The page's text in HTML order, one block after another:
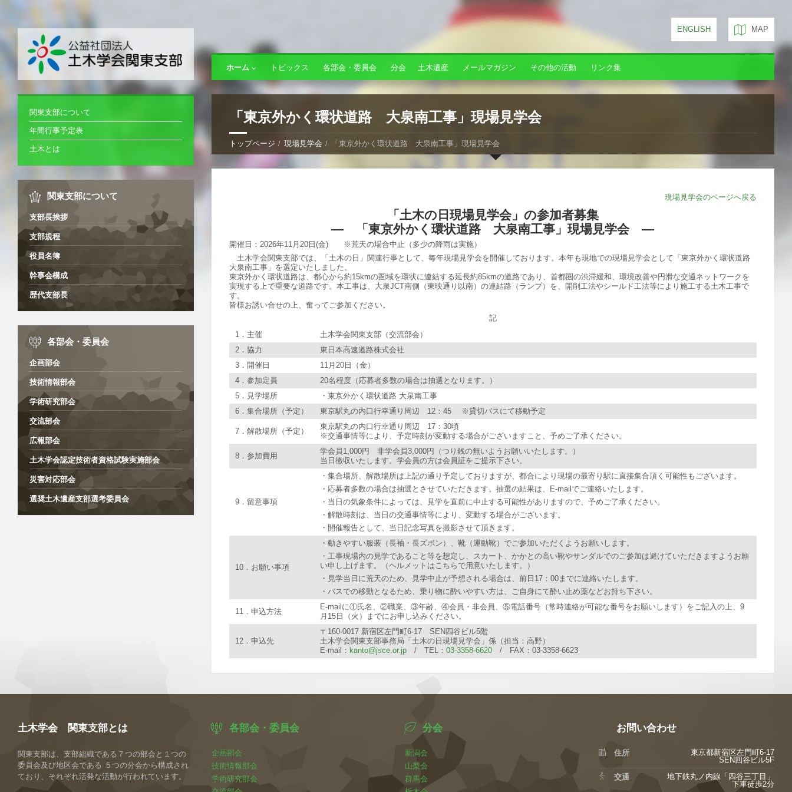
ホーム トピックス 各部会・委員会 分会 土木遺産 メールマガジン その他の活動 リンク集
MAP
ENGLISH
「東京外かく環状道路 大泉南工事」現場見学会
トップページ 現場見学会 「東京外かく環状道路 大泉南工事」現場見学会
現場見学会のページへ戻る
「土木の日現場見学会」の参加者募集
― 「東京外かく環状道路 大泉南工事」現場見学会 ―
開催日：2026年11月20日(金) ※荒天の場合中止（多少の降雨は実施）
土木学会関東支部では、「土木の日」関連行事として、毎年現場見学会を開催しております。本年も現地での現場見学会として「東京外かく環状道路
大泉南工事」を選定いたしました。
東京外かく環状道路は、都心から約15kmの圏域を環状に連結する延長約85kmの道路であり、首都圏の渋滞緩和、環境改善や円滑な交通ネットワークを
実現する上で重要な道路です。本工事は、大泉JCT南側（東映通り以南）の連結路（ランプ）を、開削工法やシールド工法等により施工する土木工事で
す。
皆様お誘い合せの上、奮ってご参加ください。
記
1．主催
土木学会関東支部（交流部会）
2．協力
東日本高速道路株式会社
3．開催日
11月20日（金）
4．参加定員
20名程度（応募者多数の場合は抽選となります。）
5．見学場所
・東京外かく環状道路 大泉南工事
6．集合場所（予定）
東京駅丸の内口行幸通り周辺 12：45 ※貸切バスにて移動予定
7．解散場所（予定）
東京駅丸の内口行幸通り周辺 17：30頃
※交通事情等により、予定時刻が変動する場合がございますこと、予めご了承ください。
8．参加費用
学会員1,000円 非学会員3,000円（つり銭の無いようお願いいたします。）
当日徴収いたします。学会員の方は会員証をご提示下さい。
9．留意事項
・集合場所、解散場所は上記の通り予定しておりますが、都合により現場の最寄り駅に直接集合頂く可能性もございます。
・応募者多数の場合は抽選とさせていただきます。抽選の結果は、E-mailでご連絡いたします。
・当日の気象条件によっては、見学を直前に中止する可能性がありますので、予めご了承ください。
・解散時刻は、当日の交通事情等により、変動する場合がございます。
・開催報告として、当日記念写真を撮影させて頂きます。
10．お願い事項
・動きやすい服装（長袖・長ズボン）、靴（運動靴）でご参加いただくようお願いします。
・工事現場内の見学であること等を想定し、スカート、かかとの高い靴やサンダルでのご参加は避けていただきますようお願
い申し上げます。（ヘルメットはこちらで用意いたします。）
・見学当日に荒天のため、見学中止が予想される場合は、前日17：00までに連絡いたします。
・バスでの移動となるため、乗り物に酔いやすい方は、ご自身にて酔い止め薬などお持ち下さい。
11．申込方法
E-mailに①氏名、②職業、③年齢、④会員・非会員、⑤電話番号（常時連絡が可能な番号をお願いします）をご記入の上、9
月15日（火）までにお申し込みください。
12．申込先
〒160-0017 新宿区左門町6-17 SEN四谷ビル5階
土木学会関東支部事務局「土木の日現場見学会」係（担当：高野）
E-mail： kanto@jsce.or.jp/ TEL： 03-3358-6620/ FAX：03-3358-6623
関東支部について
年間行事予定表
土木とは
関東支部について
支部長挨拶
支部規程
役員名簿
幹事会構成
歴代支部長
各部会・委員会
企画部会
技術情報部会
学術研究部会
交流部会
広報部会
土木学会認定技術者資格試験実施部会
災害対応部会
選奨土木遺産支部選考委員会
土木学会 関東支部とは
関東支部は、支部組織である７つの部会と１つの
委員会及び地区会である ５つの分会から構成され
ており、それぞれ活発な活動が行われています。
各部会・委員会
企画部会
技術情報部会
学術研究部会
分会
新潟会
山梨会
群馬会
お問い合わせ
住所
東京都新宿区左門町6-17
SEN四谷ビル5F
交通
地下鉄丸ノ内線「四谷三丁目」
下車徒歩2分